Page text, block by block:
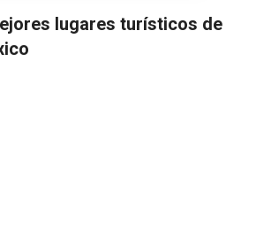
lugares turísticos de